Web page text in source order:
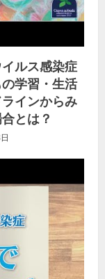
ルス感染症
学習・生活
インからみ
とは？